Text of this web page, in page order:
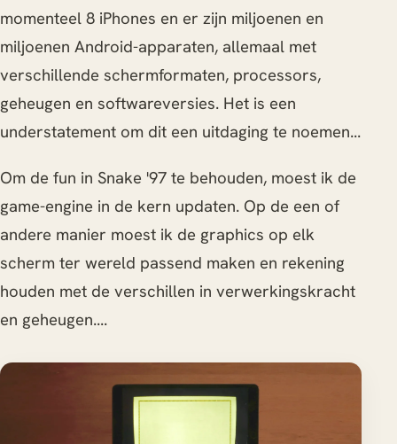
momenteel 8 iPhones en er zijn miljoenen en
miljoenen Android-apparaten, allemaal met
verschillende schermformaten, processors,
geheugen en softwareversies. Het is een
understatement om dit een uitdaging te noemen...
Om de fun in Snake '97 te behouden, moest ik de
game-engine in de kern updaten. Op de een of
andere manier moest ik de graphics op elk
scherm ter wereld passend maken en rekening
houden met de verschillen in verwerkingskracht
en geheugen....